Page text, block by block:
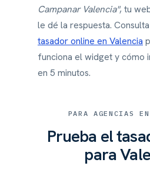
Campanar Valencia", tu
le dé la respuesta.
tasador online en Valencia
funciona el widget y cómo
en 5 minutos.
PARA AGENCIAS
Prueba el
para